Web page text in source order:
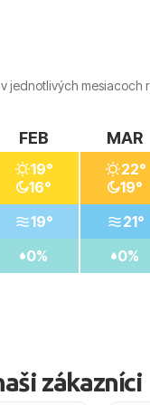
jednotlivých mesiacoch
FEB
19°
16°
19°
0%
MAR
22°
19°
21°
0%
zákazníci